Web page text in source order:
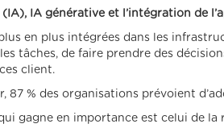
IA générative et l’intégration de
en plus intégrées dans les
tâches, de faire prendre des
client.
87 % des organisations prévoient
gagne en importance est celui de la